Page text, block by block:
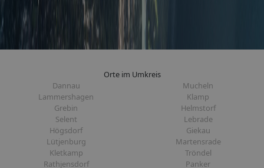
Orte im Umkreis
Dannau
Mucheln
Lammershagen
Klamp
Grebin
Helmstorf
Selent
Lebrade
Högsdorf
Giekau
Lütjenburg
Martensrade
Kletkamp
Tröndel
Rathjensdorf
Panker